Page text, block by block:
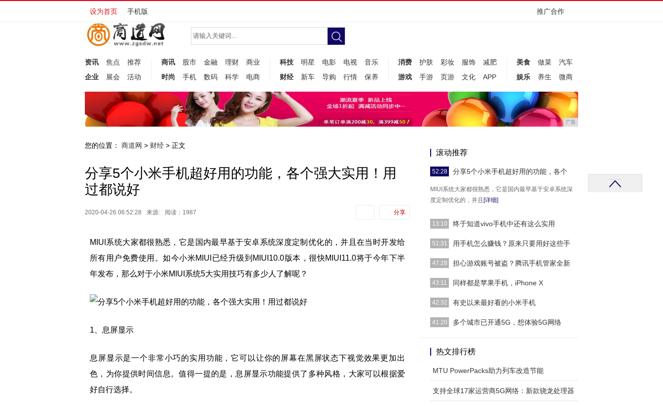
设为首页 手机版 推广合作
资讯 焦点
推荐
企业
展会 活动
商讯 股市 金融 理财
商业
时尚
手机 数码 科学 电商
科技 明星 电影 电视
音乐
财经
新车 导购 行情 保养
消费 护肤 彩妆 服饰
减肥
游戏
手游 页游 文化 APP
美食 做菜
汽车
娱乐
养生 微商
广告
您的位置： 商道网 > 财经 > 正文
分享5个小米手机超好用的功能，各个强大实用！用
过都说好
2020-04-26 06:52:28 来源: 阅读：1987 分享
MIUI系统大家都很熟悉，它是国内最早基于安卓系统深度定制优化的，并且在当时开发给
所有用户免费使用。如今小米MIUI已经升级到MIUI10.0版本，很快MIUI11.0将于今年下半
年发布，那么对于小米MIUI系统5大实用技巧有多少人了解呢？
1、息屏显示
息屏显示是一个非常小巧的实用功能，它可以让你的屏幕在黑屏状态下视觉效果更加出
色，为你提供时间信息。值得一提的是，息屏显示功能提供了多种风格，大家可以根据爱
好自行选择。
滚动推荐
52:28 分享5个小米手机超好用的功能，各个
MIUI系统大家都很熟悉，它是国内最早基于安卓系统深
度定制优化的，并且 [详细]
13:10 终于知道vivo手机中还有这么实用
现在使用vivo手机的小伙伴是越来越多了，很多人都因为
51:31 用手机怎么赚钱？原来只要用好这些手
“睡后收入”，就是睡着了还能有的收入，可别想偏了啊。
47:28 担心游戏账号被盗？腾讯手机管家全新
担心游戏账号被盗？腾讯手机管家全新8.0开启“账号保
43:11 同样都是苹果手机，iPhone X
iPhone8和iPhoneX在受追捧的程度上简直有着天壤之
42:32 有史以来最好看的小米手机
小米Note继承了小米手机追求极致的设计理念。采用5.7
41:20 多个城市已开通5G，想体验5G网络
动、中国电信以及中国广
热文排行榜
MTU PowerPacks助力列车改造节能
支持全球17家运营商5G网络：新款骁龙处理器